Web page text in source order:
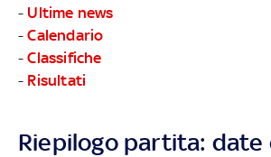
- Ultime news
-Calendario
-Classifiche
- Risultati
Riepilogo partita: date